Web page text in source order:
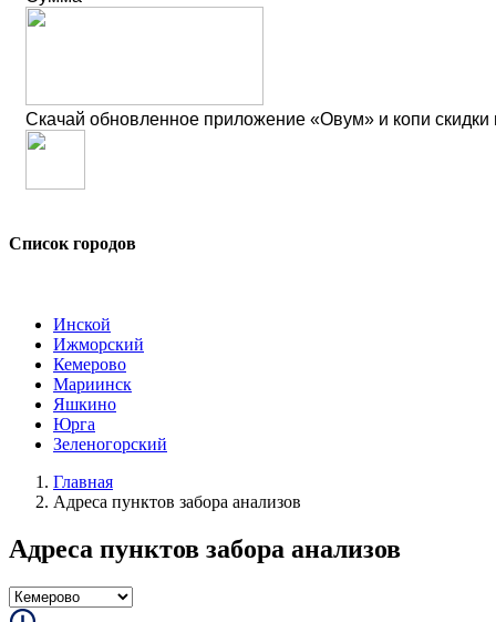
Скачай обновленное приложение «Овум» и копи скидки
Список городов
Инской
Ижморский
Кемерово
Мариинск
Яшкино
Юрга
Зеленогорский
Главная
Адреса пунктов забора анализов
Адреса пунктов забора анализов